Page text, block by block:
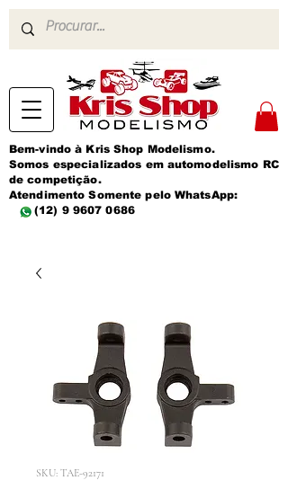
Bem-vindo à Kris Shop Modelismo.
Somos especializados em automodelismo RC
de competição.
Atendimento Somente pelo WhatsApp:
(12) 9 9607 0686
SKU: TAE-92171